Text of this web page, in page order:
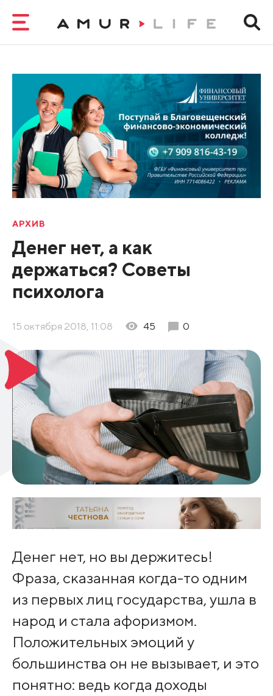
АРХИВ
Денег нет, а как
держаться? Советы
психолога
15 октября 2018, 11:08 45 0
Денег нет, но вы держитесь!
Фраза, сказанная когда-то одним
из первых лиц государства, ушла в
народ и стала афоризмом.
Положительных эмоций у
большинства он не вызывает, и это
понятно: ведь когда доходы